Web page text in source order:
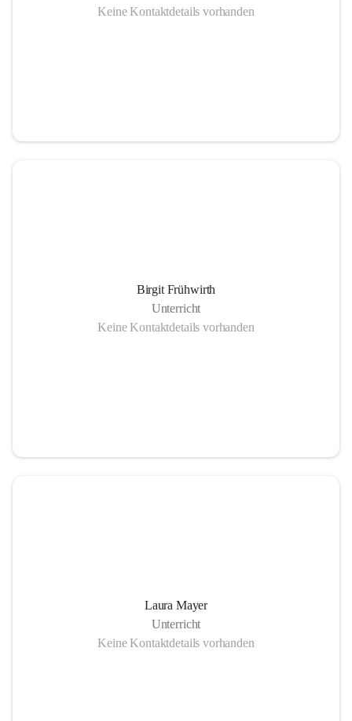
Keine Kontaktdetails vorhanden
Birgit Frühwirth
Unterricht
Keine Kontaktdetails vorhanden
Laura Mayer
Unterricht
Keine Kontaktdetails vorhanden